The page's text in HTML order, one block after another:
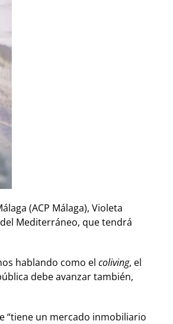
(ACP Málaga), Violeta
Mediterráneo, que tendrá
hablando como el coliving, el
debe avanzar también,
“tiene un mercado inmobiliario